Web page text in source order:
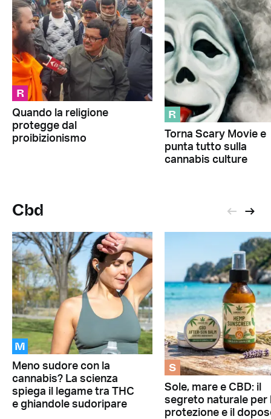
R
Quando la religione
protegge dal
proibizionismo
R
Torna Scary Movie e
punta tutto sulla
cannabis culture
Cbd
M
Meno sudore con la
cannabis? La scienza
spiega il legame tra THC
e ghiandole sudoripare
S
Sole, mare e CBD: il
segreto naturale per
protezione e il